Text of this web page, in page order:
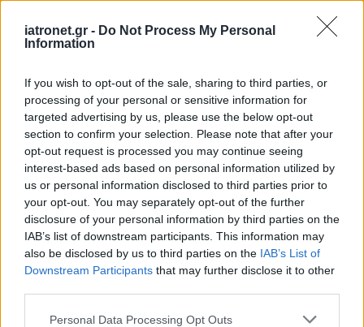
iatronet.gr - Do Not Process My Personal
Information
If you wish to opt-out of the sale, sharing to third parties, or
processing of your personal or sensitive information for
targeted advertising by us, please use the below opt-out
section to confirm your selection. Please note that after your
opt-out request is processed you may continue seeing
interest-based ads based on personal information utilized by
us or personal information disclosed to third parties prior to
your opt-out. You may separately opt-out of the further
disclosure of your personal information by third parties on the
IAB’s list of downstream participants. This information may
also be disclosed by us to third parties on the IAB’s List of
Downstream Participants that may further disclose it to other
Please note that this website/app uses one or more Google
Personal Data Processing Opt Outs